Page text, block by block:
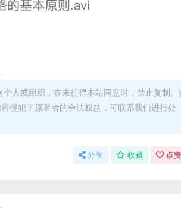
人或组织，在未征得本站同意时，禁止复制、
侵犯了原著者的合法权益，可联系我们进行处
分享 收藏 点